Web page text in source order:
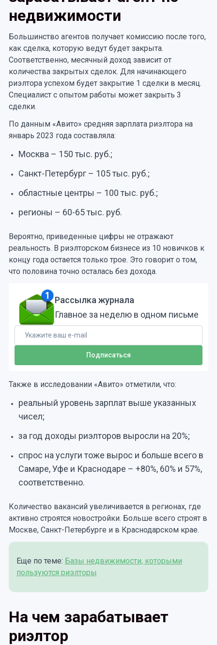
недвижимости
Большинство агентов получает комиссию после того,
как сделка, которую ведут будет закрыта.
Соответственно, месячный доход зависит от
количества закрытых сделок. Для начинающего
риэлтора успехом будет закрытие 1 сделки в месяц.
Специалист с опытом работы может закрыть 3
сделки.
По данным «Авито» средняя зарплата риэлтора на
январь 2023 года составляла:
Москва – 150 тыс. руб.;
Санкт-Петербург – 105 тыс. руб.;
областные центры – 100 тыс. руб.;
регионы – 60-65 тыс. руб.
Вероятно, приведенные цифры не отражают
реальность. В риэлторском бизнесе из 10 новичков к
концу года остается только трое. Это говорит о том,
что половина точно осталась без дохода.
Рассылка журнала
Главное за неделю в одном письме
Также в исследовании «Авито» отметили, что:
реальный уровень зарплат выше указанных
чисел;
за год доходы риэлторов выросли на 20%;
спрос на услуги тоже вырос и больше всего в
Самаре, Уфе и Краснодаре – +80%, 60% и 57%,
соответственно.
Количество вакансий увеличивается в регионах, где
активно строятся новостройки. Больше всего строят в
Москве, Санкт-Петербурге и в Краснодарском крае.
Еще по теме: Базы недвижимости, которыми
пользуются риэлторы
На чем зарабатывает
риэлтор